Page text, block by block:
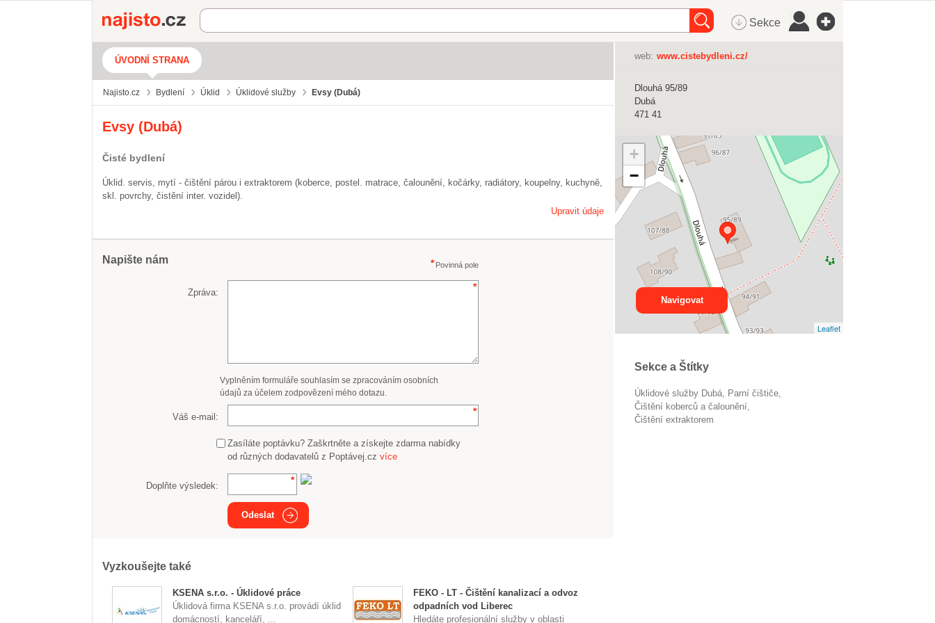
Najisto.cz Sekce
ÚVODNÍ STRANA
Najisto.cz Bydlení Úklid Úklidové služby Evsy (Dubá)
Evsy (Dubá)
Čisté bydlení
Úklid. servis, mytí - čištění párou i extraktorem (koberce, postel. matrace, čalounění, kočárky, radiátory, koupelny, kuchyně,
skl. povrchy, čistění inter. vozidel).
Upravit údaje
Napište nám Povinná pole
Zpráva:
Vyplněním formuláře souhlasím se zpracováním osobních
údajů za účelem zodpovězení mého dotazu.
Váš e-mail:
Zasíláte poptávku? Zaškrtněte a získejte zdarma nabídky
od různých dodavatelů z Poptávej.cz více
Doplňte výsledek:
Odeslat
Vyzkoušejte také
KSENA s.r.o. - Úklidové práce
Úklidová firma KSENA s.r.o. provádí úklid
domácností, kanceláří, ...
FEKO - LT - Čištění kanalizací a odvoz
odpadních vod Liberec
Hledáte profesionální služby v oblasti
web: www.cistebydleni.cz/
Dlouhá 95/89
Dubá
471 41
+
−
Leaflet
Navigovat
Sekce a Štítky
Úklidové služby Dubá
parní čištiče
Čištění koberců a čalounění
čištění extraktorem